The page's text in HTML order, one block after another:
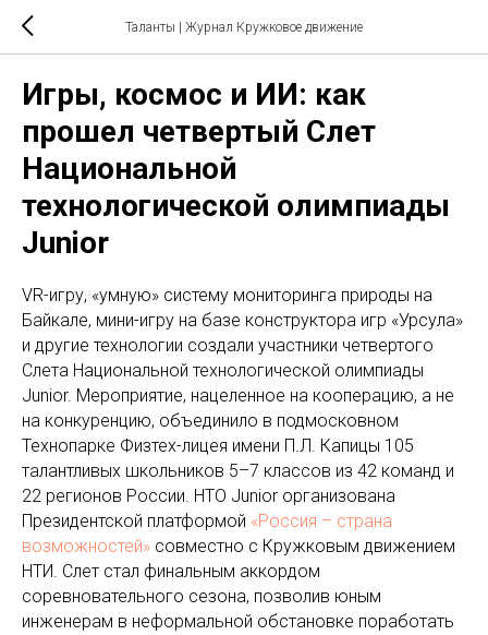
Таланты | Журнал Кружковое движение
Игры, космос и ИИ: как
прошел четвертый Слет
Национальной
технологической олимпиады
Junior
VR-игру, «умную» систему мониторинга природы на
Байкале, мини-игру на базе конструктора игр «Урсула»
и другие технологии создали участники четвертого
Слета Национальной технологической олимпиады
Junior. Мероприятие, нацеленное на кооперацию, а не
на конкуренцию, объединило в подмосковном
Технопарке Физтех-лицея имени П.Л. Капицы 105
талантливых школьников 5–7 классов из 42 команд и
22 регионов России. НТО Junior организована
Президентской платформой «Россия – страна
возможностей» совместно с Кружковым движением
НТИ. Слет стал финальным аккордом
соревновательного сезона, позволив юным
инженерам в неформальной обстановке поработать